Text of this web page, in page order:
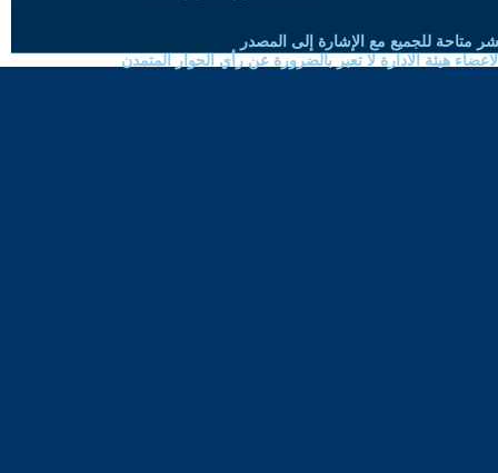
متاحة للجميع مع الإشارة إلى المصدر
هيئة الادارة لا تعبر بالضرورة عن رأي الحوار المتمدن